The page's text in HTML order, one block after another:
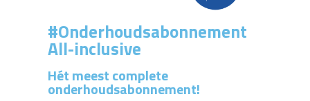
#Onderhoudsabonnement
All-inclusive
Hét meest complete
onderhoudsabonnement!